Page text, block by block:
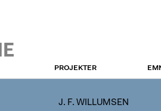
PROJEKTER
J. F. WILLUMSEN